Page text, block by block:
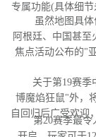
专属功能(具体细
虽然地图具体
阿根廷、中国甚至
焦点活动公布的"
关于第19赛季中
博魔焰狂鼠"外，
自回归后广受欢迎
第20赛季最令人